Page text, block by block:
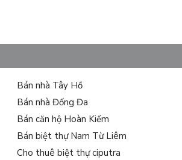
Bán nhà Tây Hồ
Bán nhà Đống Đa
Bán căn hộ Hoàn Kiếm
Bán biệt thự Nam Từ Liêm
Cho thuê biệt thự ciputra